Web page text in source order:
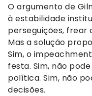
O argumento de
à estabilidade
perseguições, frear
Mas a solução
Sim, o
festa. Sim, não
política. Sim, não
decisões.